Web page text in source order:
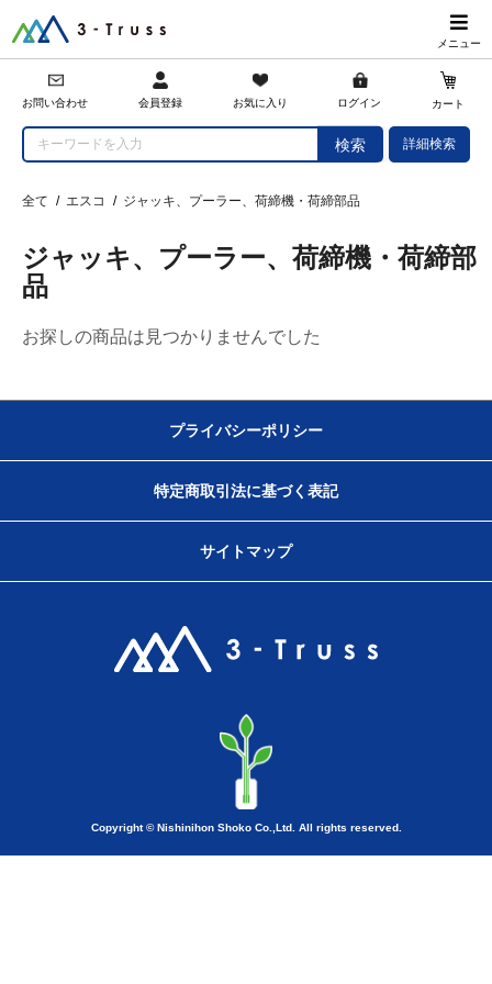
メニュー
お問い合わせ 会員登録 お気に入り ログイン カート
検索 詳細検索
全て / エスコ / ジャッキ、プーラー、荷締機・荷締部品
ジャッキ、プーラー、荷締機・荷締部
品
お探しの商品は見つかりませんでした
プライバシーポリシー
特定商取引法に基づく表記
サイトマップ
Copyright © Nishinihon Shoko Co.,Ltd. All rights reserved.